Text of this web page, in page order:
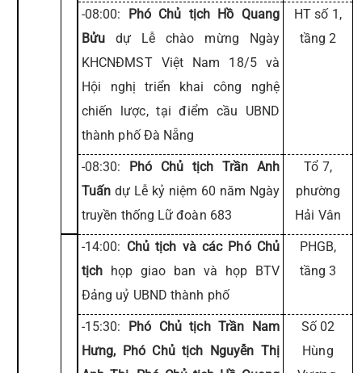
-08:00: Phó Chủ tịch Hồ Quang
Bửu dự Lễ chào mừng Ngày
KHCNĐMST Việt Nam 18/5 và
Hội nghị triển khai công nghệ
chiến lược, tại điểm cầu UBND
thành phố Đà Nẵng
HT số 1,
tầng 2
-08:30: Phó Chủ tịch Trần Anh
Tuấn dự Lễ kỷ niệm 60 năm Ngày
truyền thống Lữ đoàn 683
Tổ 7,
phường
Hải Vân
-14:00: Chủ tịch và các Phó Chủ
tịch họp giao ban và họp BTV
Đảng uỷ UBND thành phố
PHGB,
tầng 3
-15:30: Phó Chủ tịch Trần Nam
Hưng, Phó Chủ tịch Nguyễn Thị
Số 02
Hùng